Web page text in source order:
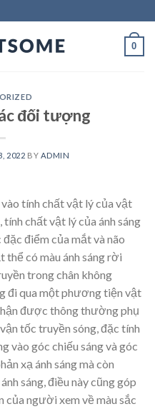
0
đối tượng
2022 BY ADMIN
tính chất vật lý của vật
chất vật lý của ánh sáng
điểm của mắt và não
thể có màu ánh sáng rời
trong chân không
đi qua một phương tiện vật
được thông thường phụ
tốc truyền sóng, đặc tính
vào góc chiếu sáng và góc
xạ ánh sáng mà còn
sáng, điều này cũng góp
của người xem về màu sắc